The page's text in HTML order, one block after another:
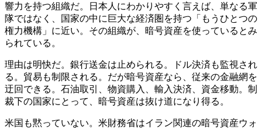
響力を持つ組織だ。日本人にわかりやすく言えば、単なる軍
隊ではなく、国家の中に巨大な経済圏を持つ「もうひとつの
権力機構」に近い。その組織が、暗号資産を使っているとみ
られている。
理由は明快だ。銀行送金は止められる。ドル決済も監視され
る。貿易も制限される。だが暗号資産なら、従来の金融網を
迂回できる。石油取引、物資購入、輸入決済、資金移動。制
裁下の国家にとって、暗号資産は抜け道になり得る。
米国も黙っていない。米財務省はイラン関連の暗号資産ウォ